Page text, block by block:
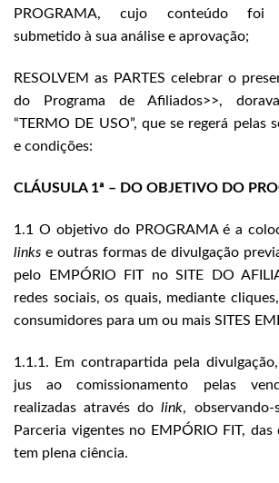
PROGRAMA, cujo conteúdo foi
submetido à sua análise e aprovação;
RESOLVEM as PARTES celebrar o
do Programa de Afiliados>>,
“TERMO DE USO”, que se regerá pelas
e condições:
CLÁUSULA 1ª – DO OBJETIVO DO
1.1 O objetivo do PROGRAMA é a
links e outras formas de divulgação
pelo EMPÓRIO FIT no SITE DO
redes sociais, os quais, mediante
consumidores para um ou mais SITES
1.1.1. Em contrapartida pela
jus ao comissionamento pelas
realizadas através dolink,
Parceria vigentes no EMPÓRIO FIT, das
tem plena ciência.